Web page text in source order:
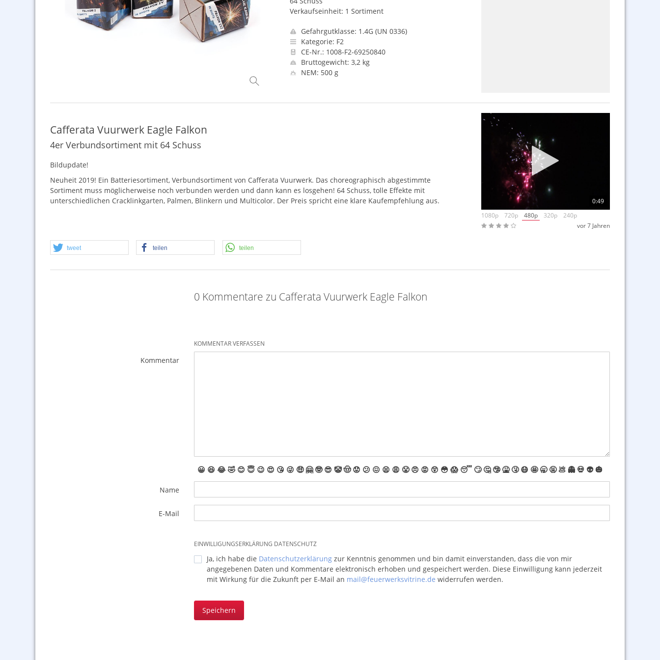
Verkaufseinheit: 1 Sortiment
Gefahrgutklasse: 1.4G (UN 0336)
Kategorie: F2
CE-Nr.: 1008-F2-69250840
Bruttogewicht: 3,2 kg
NEM: 500 g
Cafferata Vuurwerk Eagle Falkon
4er Verbundsortiment mit 64 Schuss
Bildupdate!
Neuheit 2019! Ein Batteriesortiment, Verbundsortiment von Cafferata Vuurwerk. Das choreographisch abgestimmte
Sortiment muss möglicherweise noch verbunden werden und dann kann es losgehen! 64 Schuss, tolle Effekte mit
unterschiedlichen Cracklinkgarten, Palmen, Blinkern und Multicolor. Der Preis spricht eine klare Kaufempfehlung aus.
tweet teilen teilen
0:49
1080p
720p 480p 320p
240p
vor 7 Jahren
0 Kommentare zu Cafferata Vuurwerk Eagle Falkon
KOMMENTAR VERFASSEN
Kommentar
😀 😆 😂🤣 😊 😇 😉 😍 😘 😜 🤑 🤗 🤓 😎 🤡🤠 😟 😕 😖 😫 😩 😤 😠 😡 😲 😳 😱 😴 🙄 🤔 🤥 🤮 🤧 😷 🤩 🥱 🤬 💩 👻 💀 👽 🎃
Name
E-Mail
EINWILLIGUNGSERKLÄRUNG DATENSCHUTZ
Ja, ich habe die Datenschutzerklärungzur Kenntnis genommen und bin damit einverstanden, dass die von mir
angegebenen Daten und Kommentare elektronisch erhoben und gespeichert werden. Diese Einwilligung kann jederzeit
mit Wirkung für die Zukunft per E-Mail an mail@feuerwerksvitrine.de widerrufen werden.
Speichern